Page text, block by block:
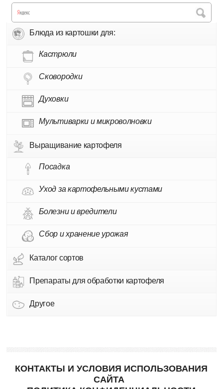
Блюда из картошки для:
Кастрюли
Сковородки
Духовки
Мультиварки и микроволновки
Выращивание картофеля
Посадка
Уход за картофельными кустами
Болезни и вредители
Сбор и хранение урожая
Каталог сортов
Препараты для обработки картофеля
Другое
КОНТАКТЫ И УСЛОВИЯ ИСПОЛЬЗОВАНИЯ
САЙТА